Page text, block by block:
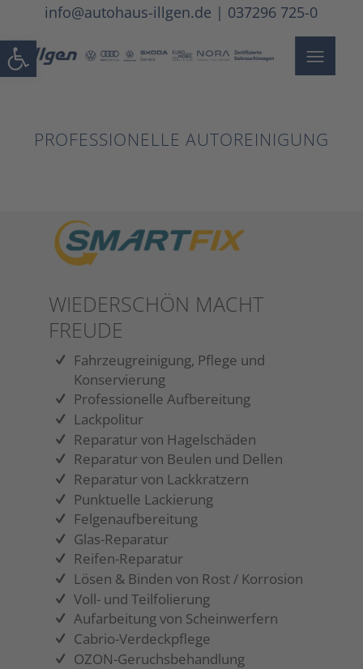
Werkzeugleiste öffnen
info@autohaus-illgen.de | 037296 725-0
PROFESSIONELLE AUTOREINIGUNG
WIEDERSCHÖN MACHT
FREUDE
Fahrzeugreinigung, Pflege und
Konservierung
Professionelle Aufbereitung
Lackpolitur
Reparatur von Hagelschäden
Reparatur von Beulen und Dellen
Reparatur von Lackkratzern
Punktuelle Lackierung
Felgenaufbereitung
Glas-Reparatur
Reifen-Reparatur
Lösen & Binden von Rost / Korrosion
Voll- und Teilfolierung
Aufarbeitung von Scheinwerfern
Cabrio-Verdeckpflege
OZON-Geruchsbehandlung